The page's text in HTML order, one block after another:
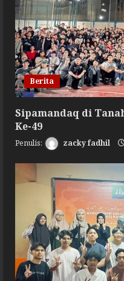
Berita
Sipamandaq di
Ke-49
zacky fadhil